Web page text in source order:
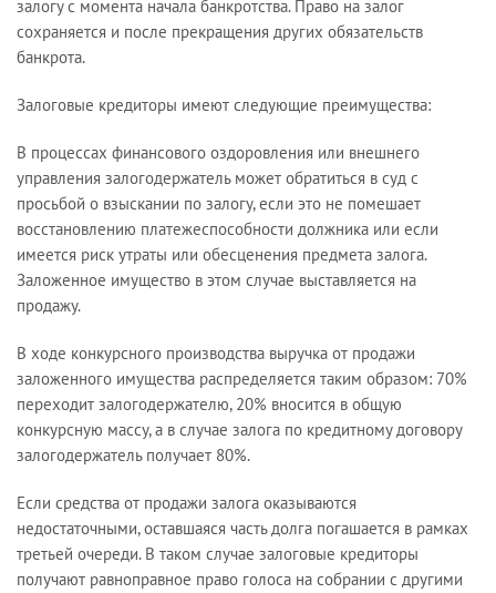
залогу с момента начала банкротства. Право на залог
сохраняется и после прекращения других обязательств
банкрота.
Залоговые кредиторы имеют следующие преимущества:
В процессах финансового оздоровления или внешнего
управления залогодержатель может обратиться в суд с
просьбой о взыскании по залогу, если это не помешает
восстановлению платежеспособности должника или если
имеется риск утраты или обесценения предмета залога.
Заложенное имущество в этом случае выставляется на
продажу.
В ходе конкурсного производства выручка от продажи
заложенного имущества распределяется таким образом: 70%
переходит залогодержателю, 20% вносится в общую
конкурсную массу, а в случае залога по кредитному договору
залогодержатель получает 80%.
Если средства от продажи залога оказываются
недостаточными, оставшаяся часть долга погашается в рамках
третьей очереди. В таком случае залоговые кредиторы
получают равноправное право голоса на собрании с другими